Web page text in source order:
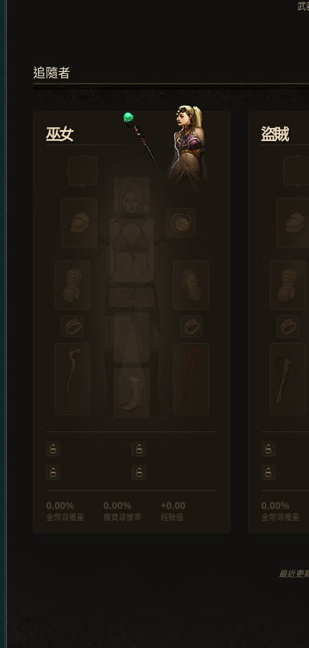
武
追隨者
巫女
0.00%
金幣尋獲量
0.00%
魔寶尋獲率
+0.00
經驗值
盜賊
0.00%
金幣尋獲量
最近更